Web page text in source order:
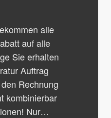
alle
auf alle
Sie erhalten
Auftrag
Rechnung
kombinierbar
Nur…